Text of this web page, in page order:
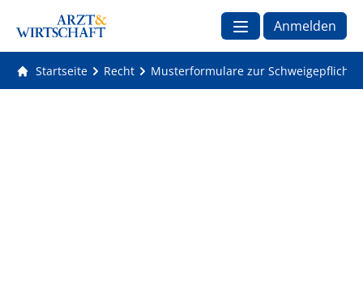
Anmelden
Startseite Recht Musterformulare zur